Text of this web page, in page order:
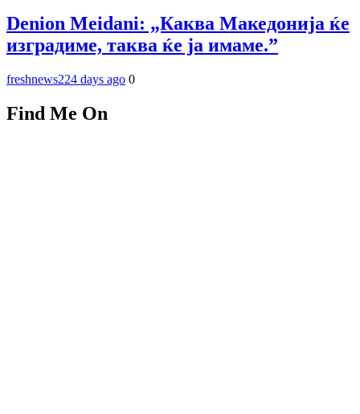
Denion Meidani: „Каква Македонија ќе
изградиме, таква ќе ја имаме.”
freshnews224 days ago 0
Find Me On